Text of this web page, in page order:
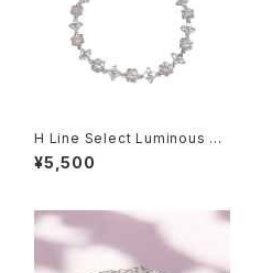
H Line Select Luminous Fl
oral Chain Bracelet
¥5,500